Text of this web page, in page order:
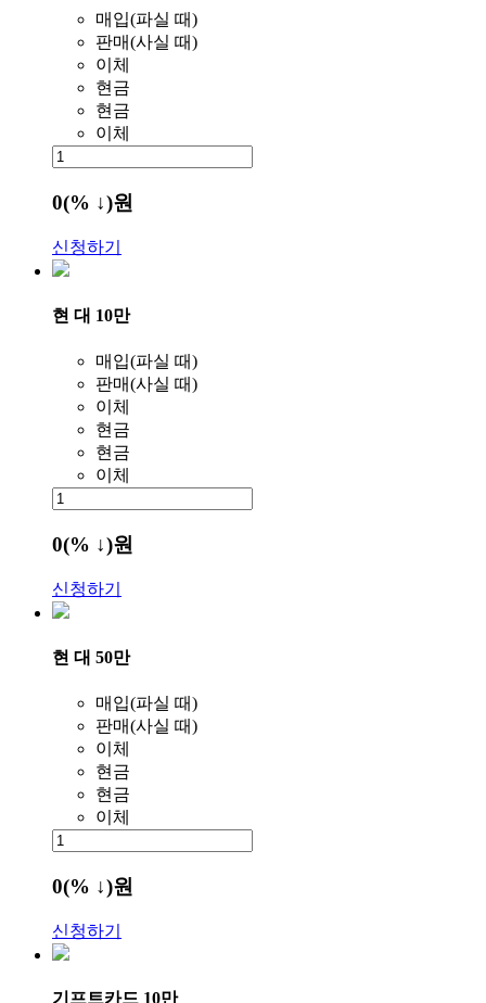
매입(파실 때)
판매(사실 때)
이체
현금
현금
이체
0(% ↓)원
신청하기
현 대 10만
매입(파실 때)
판매(사실 때)
이체
현금
현금
이체
0(% ↓)원
신청하기
현 대 50만
매입(파실 때)
판매(사실 때)
이체
현금
현금
이체
0(% ↓)원
신청하기
기프트카드 10만